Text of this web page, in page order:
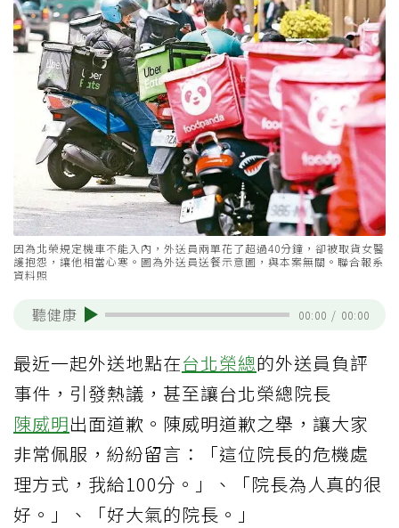
因為北榮規定機車不能入內，外送員兩單花了超過40分鐘，卻被取貨女醫
護抱怨，讓他相當心寒。圖為外送員送餐示意圖，與本案無關。聯合報系
資料照
聽健康 00:00 / 00:00
最近一起外送地點在台北榮總的外送員負評
事件，引發熱議，甚至讓台北榮總院長
陳威明出面道歉。陳威明道歉之舉，讓大家
非常佩服，紛紛留言：「這位院長的危機處
理方式，我給100分。」、「院長為人真的很
好。」、「好大氣的院長。」